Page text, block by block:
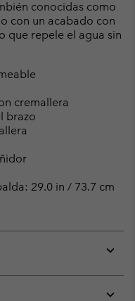
conocidas como
con un acabado con
que repele el agua sin
cremallera
brazo
29.0 in / 73.7 cm
or